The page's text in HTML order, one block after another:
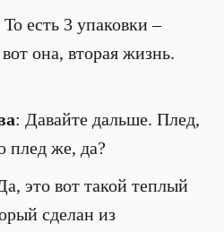
То есть 3 упаковки –
она, вторая жизнь.
: Давайте дальше. Плед,
плед же, да?
это вот такой теплый
сделан из